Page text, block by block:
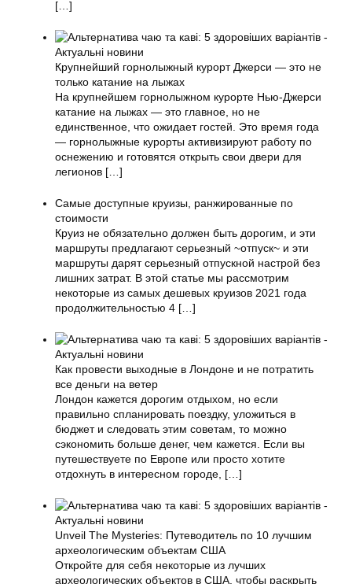
[…]
Крупнейший горнолыжный курорт Джерси — это не
только катание на лыжах
На крупнейшем горнолыжном курорте Нью-Джерси
катание на лыжах — это главное, но не
единственное, что ожидает гостей. Это время года
— горнолыжные курорты активизируют работу по
оснежению и готовятся открыть свои двери для
легионов […]
Самые доступные круизы, ранжированные по
стоимости
Круиз не обязательно должен быть дорогим, и эти
маршруты предлагают серьезный ~отпуск~ и эти
маршруты дарят серьезный отпускной настрой без
лишних затрат. В этой статье мы рассмотрим
некоторые из самых дешевых круизов 2021 года
продолжительностью 4 […]
Как провести выходные в Лондоне и не потратить
все деньги на ветер
Лондон кажется дорогим отдыхом, но если
правильно спланировать поездку, уложиться в
бюджет и следовать этим советам, то можно
сэкономить больше денег, чем кажется. Если вы
путешествуете по Европе или просто хотите
отдохнуть в интересном городе, […]
Unveil The Mysteries: Путеводитель по 10 лучшим
археологическим объектам США
Откройте для себя некоторые из лучших
археологических объектов в США, чтобы раскрыть